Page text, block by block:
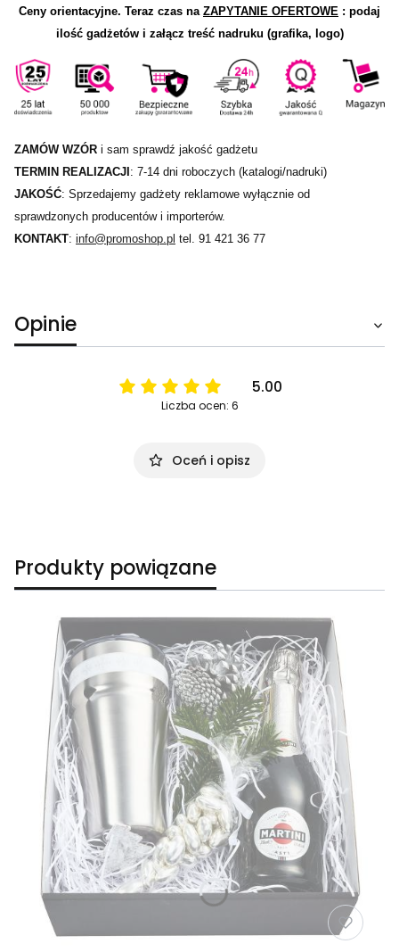
Ceny orientacyjne. Teraz czas na ZAPYTANIE OFERTOWE : podaj
ilość gadżetów i załącz treść nadruku (grafika, logo)
ZAMÓW WZÓR i sam sprawdź jakość gadżetu
TERMIN REALIZACJI : 7-14 dni roboczych (katalogi/nadruki)
JAKOŚĆ: Sprzedajemy gadżety reklamowe wyłącznie od
sprawdzonych producentów i importerów.
KONTAKT: info@promoshop.pl tel. 91 421 36 77
Opinie
5.00
Liczba ocen: 6
Oceń i opisz
Produkty powiązane